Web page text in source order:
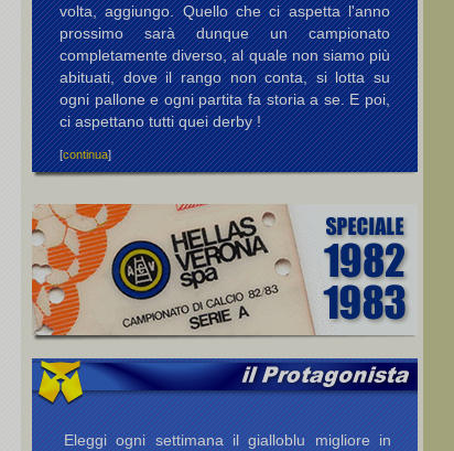
volta, aggiungo. Quello che ci aspetta l'anno
prossimo sarà dunque un campionato
completamente diverso, al quale non siamo più
abituati, dove il rango non conta, si lotta su
ogni pallone e ogni partita fa storia a se. E poi,
ci aspettano tutti quei derby !
[continua]
Eleggi ogni settimana il gialloblu migliore in